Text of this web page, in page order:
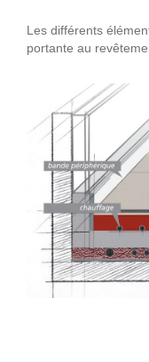
Les différents
portante au